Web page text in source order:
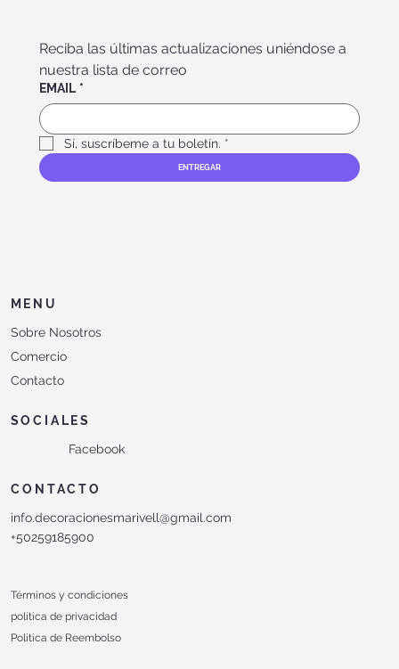
Reciba las últimas actualizaciones uniéndose a
nuestra lista de correo
EMAIL *
Sí, suscríbeme a tu boletín. *
ENTREGAR
MENU
Sobre Nosotros
Comercio
Contacto
SOCIALES
Facebook
CONTACTO
info.decoracionesmarivell@gmail.com
+50259185900
Términos y condiciones
política de privacidad
Politica de Reembolso